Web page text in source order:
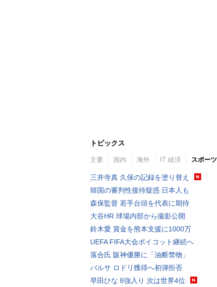
トピックス
主要 国内 海外 IT 経済 スポーツ
三井寺真 久保の記録を塗り替え
韓国の審判性接待疑惑 日本人も
森保監督 若手台頭を代表に期待
大谷HR 球場内部から撮影公開
鈴木愛 賞金を熊本支援に1000万
UEFA FIFA大会ボイコット継続へ
落合氏 阪神優勝に「油断禁物」
バルサ ロドリ獲得へ初弾拒否
早田ひな 8強入り 次は世界4位